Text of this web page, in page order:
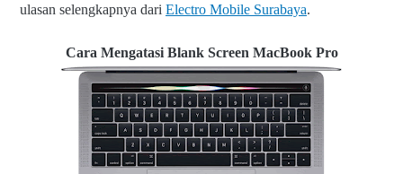
ulasan selengkapnya dari Electro Mobile Surabaya.
Cara Mengatasi Blank Screen MacBook Pro